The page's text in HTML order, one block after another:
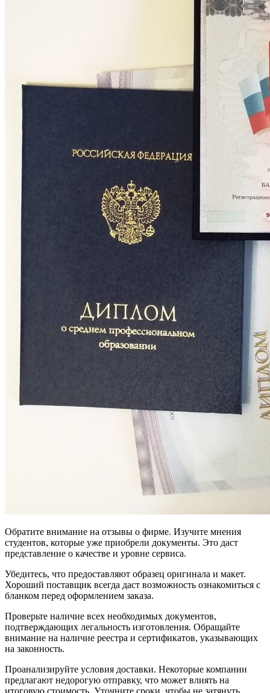
Обратите внимание на отзывы о фирме. Изучите мнения
студентов, которые уже приобрели документы. Это даст
представление о качестве и уровне сервиса.
Убедитесь, что предоставляют образец оригинала и макет.
Хороший поставщик всегда даст возможность ознакомиться с
бланком перед оформлением заказа.
Проверьте наличие всех необходимых документов,
подтверждающих легальность изготовления. Обращайте
внимание на наличие реестра и сертификатов, указывающих
на законность.
Проанализируйте условия доставки. Некоторые компании
предлагают недорогую отправку, что может влиять на